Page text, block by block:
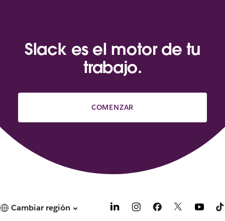
Slack es el motor de tu
trabajo.
COMENZAR
Cambiar región